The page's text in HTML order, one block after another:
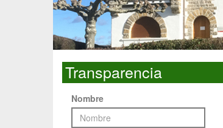
Transparencia
Nombre